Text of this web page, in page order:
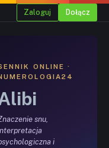
Zaloguj Dołącz
ONLINE ·
snu,
i